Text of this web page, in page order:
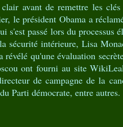
avant de remettre les
le président Obama a
s'est passé lors du processus
sécurité intérieure, Lisa
révélé qu'une évaluation
ont fourni au site
de campagne de la
Parti démocrate, entre autres.